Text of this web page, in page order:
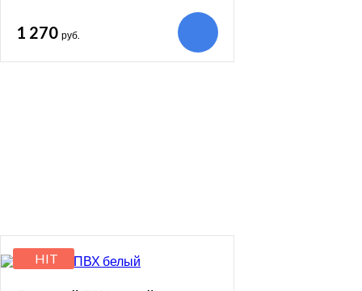
1 270 руб.
HIT